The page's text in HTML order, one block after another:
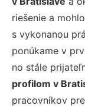
riešenie a
s vykonanou
ponúkame v
no stále
profilom v
pracovníkov